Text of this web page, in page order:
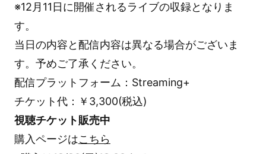
※12月11日に開催されるライブの収録となりま
す。
当日の内容と配信内容は異なる場合がございま
す。予めご了承ください。
配信プラットフォーム：Streaming+
チケット代：￥3,300(税込)
視聴チケット販売中
購入ページはこちら